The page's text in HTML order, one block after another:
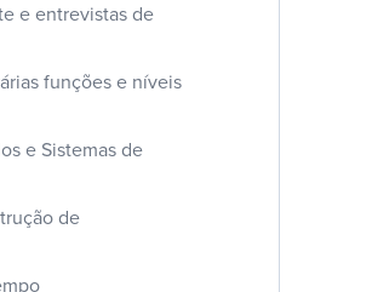
e entrevistas de
funções e níveis
e Sistemas de
de